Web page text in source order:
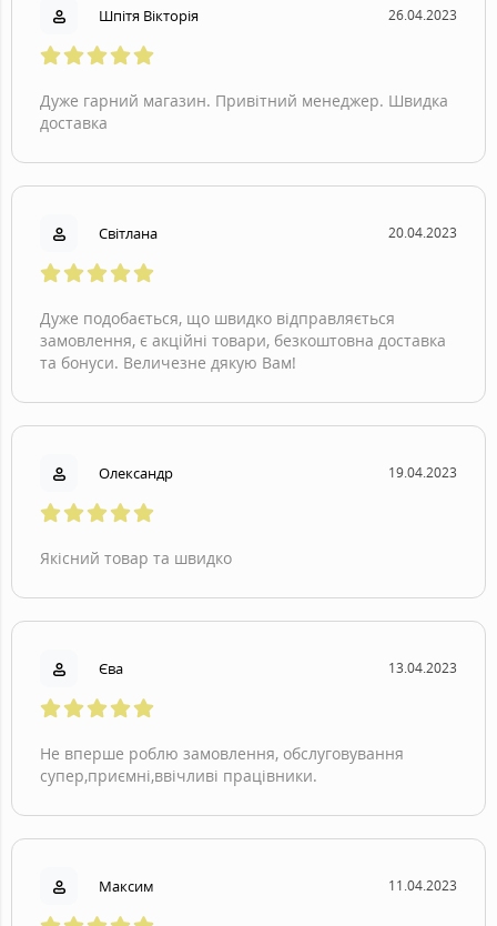
Шпітя Вікторія 26.04.2023
Дуже гарний магазин. Привітний менеджер. Швидка
доставка
Світлана 20.04.2023
Дуже подобається, що швидко відправляється
замовлення, є акційні товари, безкоштовна доставка
та бонуси. Величезне дякую Вам!
Олександр 19.04.2023
Якісний товар та швидко
Єва 13.04.2023
Не вперше роблю замовлення, обслуговування
супер,приємні,ввічливі працівники.
Максим 11.04.2023